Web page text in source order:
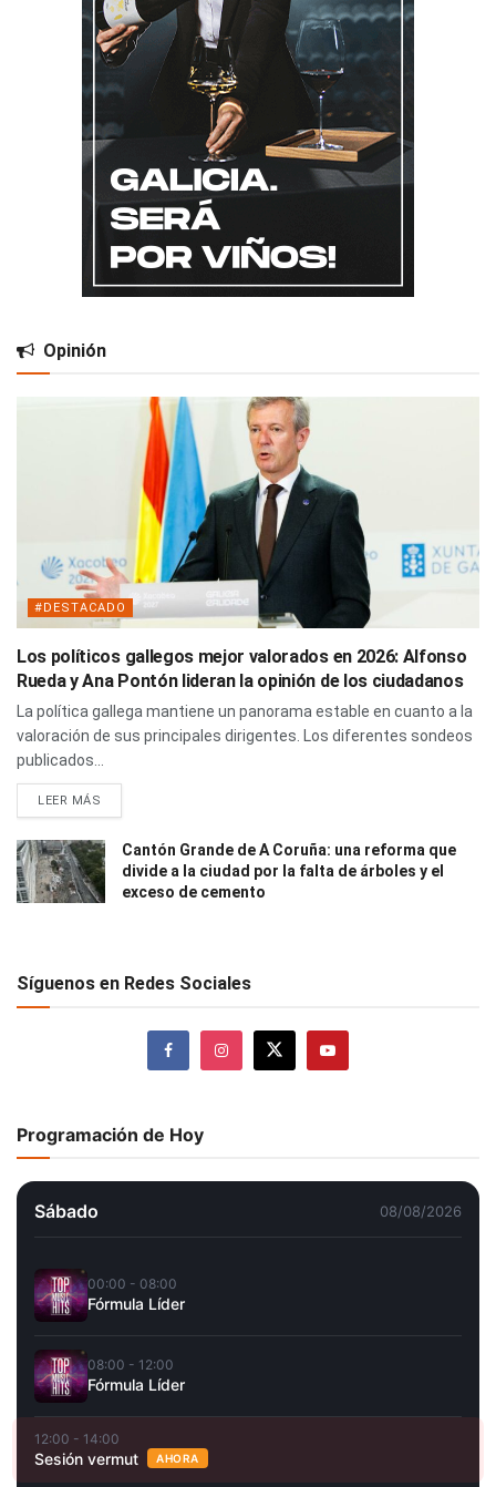
Opinión
#DESTACADO
Los políticos gallegos mejor valorados en 2026: Alfonso
Rueda y Ana Pontón lideran la opinión de los ciudadanos
La política gallega mantiene un panorama estable en cuanto a la
valoración de sus principales dirigentes. Los diferentes sondeos
publicados...
LEER MÁS
Cantón Grande de A Coruña: una reforma que
divide a la ciudad por la falta de árboles y el
exceso de cemento
Síguenos en Redes Sociales
Programación de Hoy
Sábado 08/08/2026
00:00 - 08:00
Fórmula Líder
08:00 - 12:00
Fórmula Líder
12:00 - 14:00
Sesión vermut AHORA